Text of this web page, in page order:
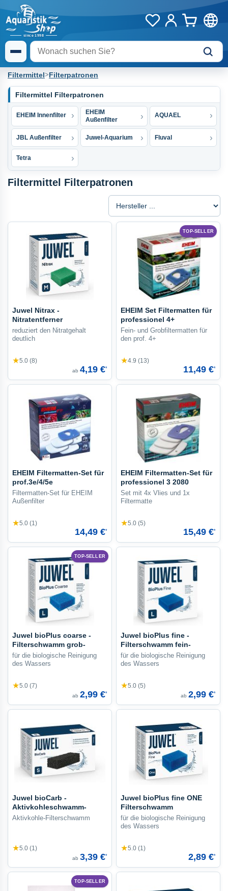
Filtermittel>Filterpatronen
Filtermittel Filterpatronen
EHEIM Innenfilter
EHEIM
Außenfilter
AQUAEL
JBL Außenfilter Juwel-Aquarium Fluval
Tetra
Filtermittel Filterpatronen
Juwel Nitrax -
Nitratentferner
reduziert den Nitratgehalt
deutlich
★5.0 (8)
ab 4,19 €*
TOP-SELLER
EHEIM Set Filtermatten für
professionel 4+
Fein- und Grobfiltermatten für
den prof. 4+
★4.9 (13)
11,49 €*
EHEIM Filtermatten-Set für
prof.3e/4/5e
Filtermatten-Set für EHEIM
Außenfilter
★5.0 (1)
14,49 €*
EHEIM Filtermatten-Set für
professionel 3 2080
Set mit 4x Vlies und 1x
Filtermatte
★5.0 (5)
15,49 €*
TOP-SELLER
Juwel bioPlus coarse -
Filterschwamm grob-
für die biologische Reinigung
des Wassers
★5.0 (7)
ab 2,99 €*
Juwel bioPlus fine -
Filterschwamm fein-
für die biologische Reinigung
des Wassers
★5.0 (5)
ab 2,99 €*
Juwel bioCarb -
Aktivkohleschwamm-
Aktivkohle-Filterschwamm
★5.0 (1)
ab 3,39 €*
Juwel bioPlus fine ONE
Filterschwamm
für die biologische Reinigung
des Wassers
★5.0 (1)
2,89 €*
TOP-SELLER